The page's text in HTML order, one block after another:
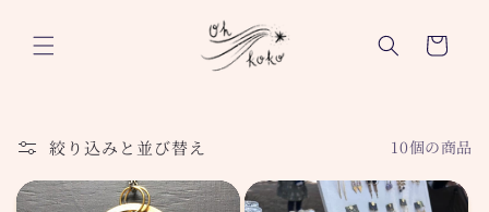
進む
ー
絞り込みと並び替え 10個の商品